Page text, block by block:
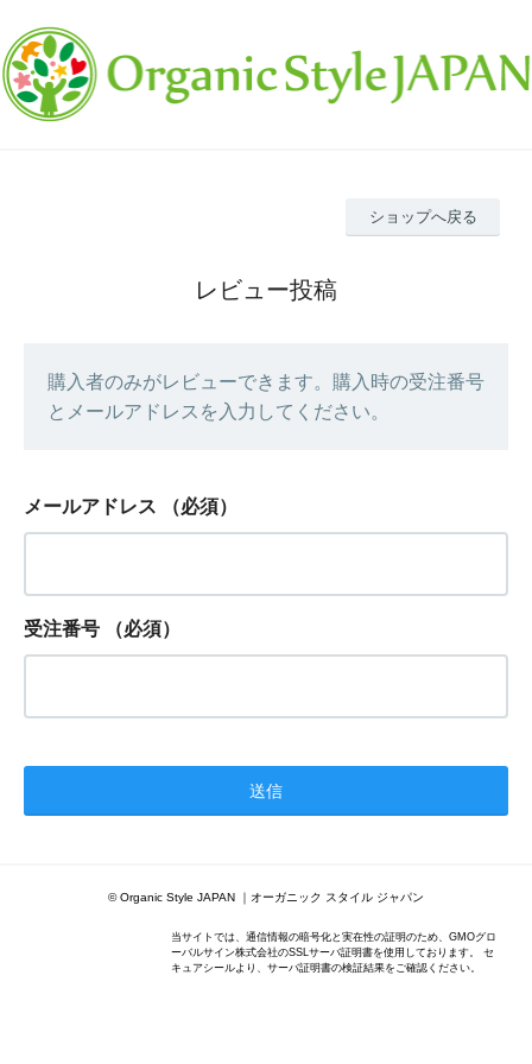
ショップへ戻る
レビュー投稿
購入者のみがレビューできます。購入時の受注番号
とメールアドレスを入力してください。
メールアドレス （必須）
受注番号 （必須）
© Organic Style JAPAN ｜オーガニック スタイル ジャパン
当サイトでは、通信情報の暗号化と実在性の証明のため、GMOグロ
ーバルサイン株式会社のSSLサーバ証明書を使用しております。 セ
キュアシールより、サーバ証明書の検証結果をご確認ください。